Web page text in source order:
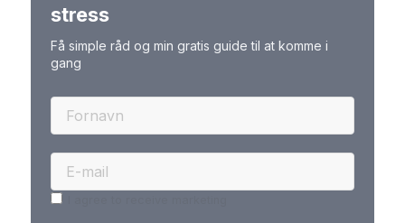
stress
Få simple råd og min gratis guide til at komme i
gang